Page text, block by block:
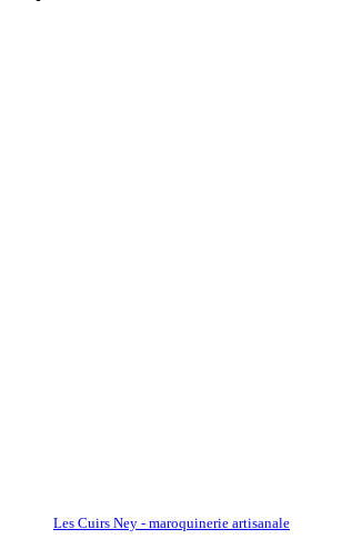
Les Cuirs Ney - maroquinerie artisanale